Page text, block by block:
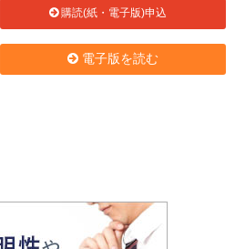
購読(紙・電子版)申込
電子版を読む